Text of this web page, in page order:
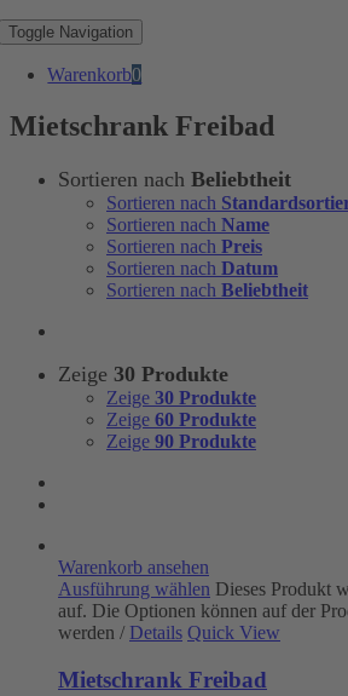
Toggle Navigation
Warenkorb0
Mietschrank Freibad
Sortieren nach Beliebtheit
Sortieren nach
Sortieren nach Name
Sortieren nach Preis
Sortieren nach Datum
Sortieren nach Beliebtheit
Zeige 30 Produkte
Zeige 30 Produkte
Zeige 60 Produkte
Zeige 90 Produkte
Warenkorb ansehen
Ausführung wählen Dieses Produkt
auf. Die Optionen können auf der
werden / Details Quick View
Mietschrank Freibad